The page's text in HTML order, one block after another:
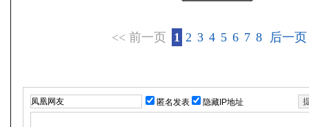
<< 前一页 1 2 3 4 5 6 7 8 后一
匿名发表 隐藏IP地址